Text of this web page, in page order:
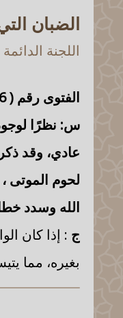
الضبان
اللجنة الدائمة
الفتوى رقم (
س: نظرًا
عادي، وقد
لحوم الموتى
الله وسدد
ج : إذا كان
بغيره، مما